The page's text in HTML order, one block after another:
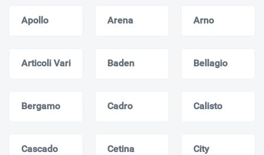
Apollo Arena Arno
Articoli Vari Baden Bellagio
Bergamo Cadro Calisto
Cascado Cetina City